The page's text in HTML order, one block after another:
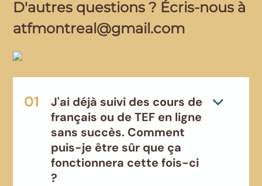
D'autres questions ? Écris-nous à
atfmontreal@gmail.com
J'ai déjà suivi des cours de
français ou de TEF en ligne
sans succès. Comment
puis-je être sûr que ça
fonctionnera cette fois-ci
?